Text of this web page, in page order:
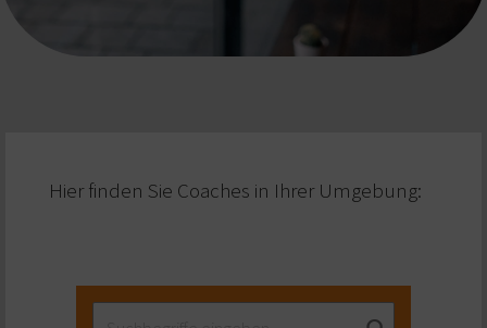
Hier finden Sie Coaches in Ihrer Umgebung: